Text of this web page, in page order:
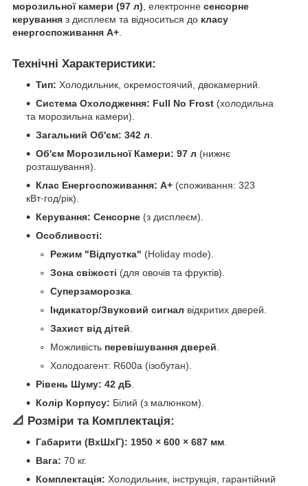
морозильної камери (97 л) , електронне сенсорне
керування з дисплеєм та відноситься до класу
енергоспоживання A+
Технічні Характеристики:
Тип: Холодильник, окремостоячий, двокамерний.
Система Охолодження: Full No Frost (холодильна
та морозильна камери).
Загальний Об'єм: 342 л
Об'єм Морозильної Камери: 97 л (нижнє
розташування).
Клас Енергоспоживання: A+ (споживання: 323
кВт·год/рік).
Керування: Сенсорне (з дисплеєм).
Особливості:
Режим "Відпустка" (Holiday mode).
Зона свіжості (для овочів та фруктів).
Суперзаморозка
Індикатор/Звуковий сигнал відкритих дверей.
Захист від дітей
Можливість перевішування дверей
Холодоагент: R600a (ізобутан).
Рівень Шуму: 42 дБ
Колір Корпусу: Білий (з малюнком).
📐 Розміри та Комплектація:
Габарити (ВхШхГ): 1950 × 600 × 687 мм
Вага: 70 кг.
Комплектація: Холодильник, інструкція, гарантійний